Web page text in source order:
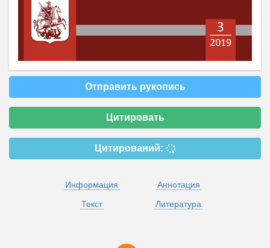
Отправить рукопись
Цитировать
Цитирований:
Информация
Аннотация
Текст
Литература